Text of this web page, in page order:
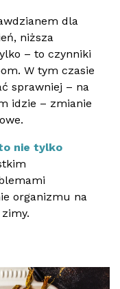
dla
niższa
– to czynniki
W tym czasie
sprawniej – na
idzie – zmianie
nie tylko
organizmu na